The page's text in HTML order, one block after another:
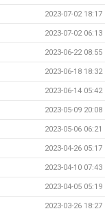
2023-07-02 18:17
2023-07-02 06:13
2023-06-22 08:55
2023-06-18 18:32
2023-06-14 05:42
2023-05-09 20:08
2023-05-06 06:21
2023-04-26 05:17
2023-04-10 07:43
2023-04-05 05:19
2023-03-26 18:27